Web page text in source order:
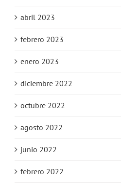
abril 2023
febrero 2023
enero 2023
diciembre 2022
octubre 2022
agosto 2022
junio 2022
febrero 2022